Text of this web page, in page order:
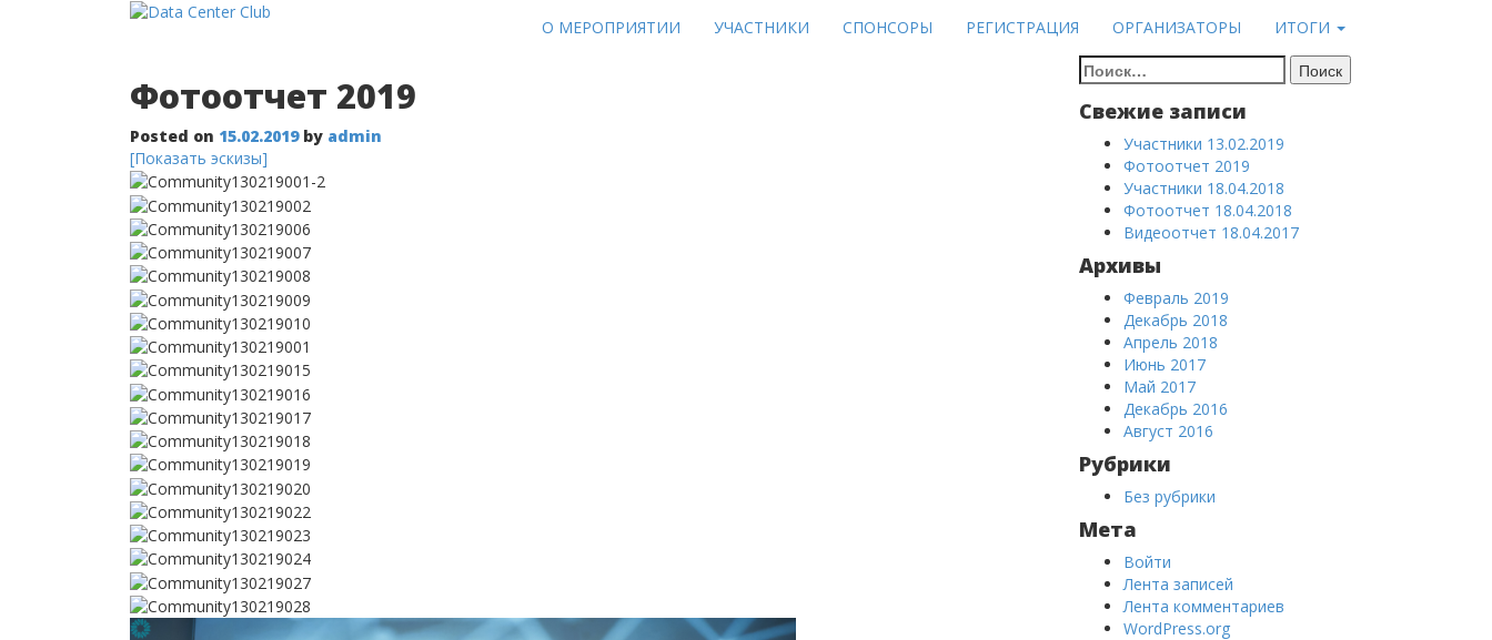
О МЕРОПРИЯТИИ УЧАСТНИКИ СПОНСОРЫ РЕГИСТРАЦИЯ ОРГАНИЗАТОРЫ ИТОГИ
Фотоотчет 2019
Posted on 15.02.2019by admin
[Показать эскизы]
Найти:
Свежие записи
Участники 13.02.2019
Фотоотчет 2019
Участники 18.04.2018
Фотоотчет 18.04.2018
Видеоотчет 18.04.2017
Архивы
Февраль 2019
Декабрь 2018
Апрель 2018
Июнь 2017
Май 2017
Декабрь 2016
Август 2016
Рубрики
Без рубрики
Мета
Войти
Лента записей
Лента комментариев
WordPress.org